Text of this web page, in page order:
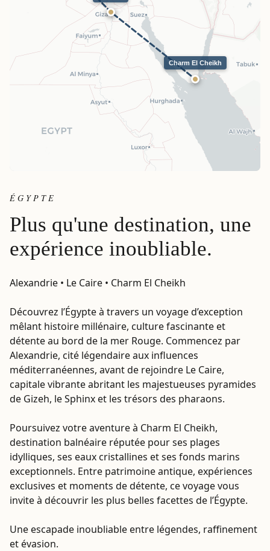
ÉGYPTE
Plus qu'une destination, une
expérience inoubliable.
Alexandrie • Le Caire • Charm El Cheikh
Découvrez l’Égypte à travers un voyage d’exception
mêlant histoire millénaire, culture fascinante et
détente au bord de la mer Rouge. Commencez par
Alexandrie, cité légendaire aux influences
méditerranéennes, avant de rejoindre Le Caire,
capitale vibrante abritant les majestueuses pyramides
de Gizeh, le Sphinx et les trésors des pharaons.
Poursuivez votre aventure à Charm El Cheikh,
destination balnéaire réputée pour ses plages
idylliques, ses eaux cristallines et ses fonds marins
exceptionnels. Entre patrimoine antique, expériences
exclusives et moments de détente, ce voyage vous
invite à découvrir les plus belles facettes de l’Égypte.
Une escapade inoubliable entre légendes, raffinement
et évasion.
Charm El Cheikh